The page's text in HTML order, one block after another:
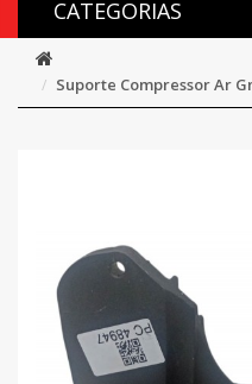
CATEGORIAS
Suporte Compressor Ar